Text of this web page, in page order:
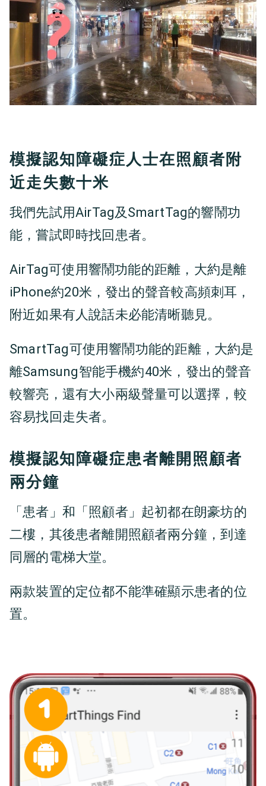
模擬認知障礙症人士在照顧者附
近走失數十米
我們先試用AirTag及SmartTag的響鬧功
能，嘗試即時找回患者。
AirTag可使用響鬧功能的距離，大約是離
iPhone約20米，發出的聲音較高頻刺耳，
附近如果有人說話未必能清晰聽見。
SmartTag可使用響鬧功能的距離，大約是
離Samsung智能手機約40米，發出的聲音
較響亮，還有大小兩級聲量可以選擇，較
容易找回走失者。
模擬認知障礙症患者離開照顧者
兩分鐘
「患者」和「照顧者」起初都在朗豪坊的
二樓，其後患者離開照顧者兩分鐘，到達
同層的電梯大堂。
兩款裝置的定位都不能準確顯示患者的位
置。